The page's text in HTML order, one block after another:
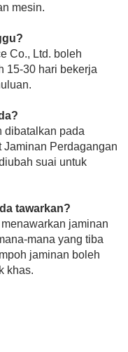
mesin.
Co., Ltd. boleh
15-30 hari bekerja
dibatalkan pada
Jaminan Perdagangan
suai untuk
tawarkan?
jaminan
mana yang tiba
jaminan boleh
khas.